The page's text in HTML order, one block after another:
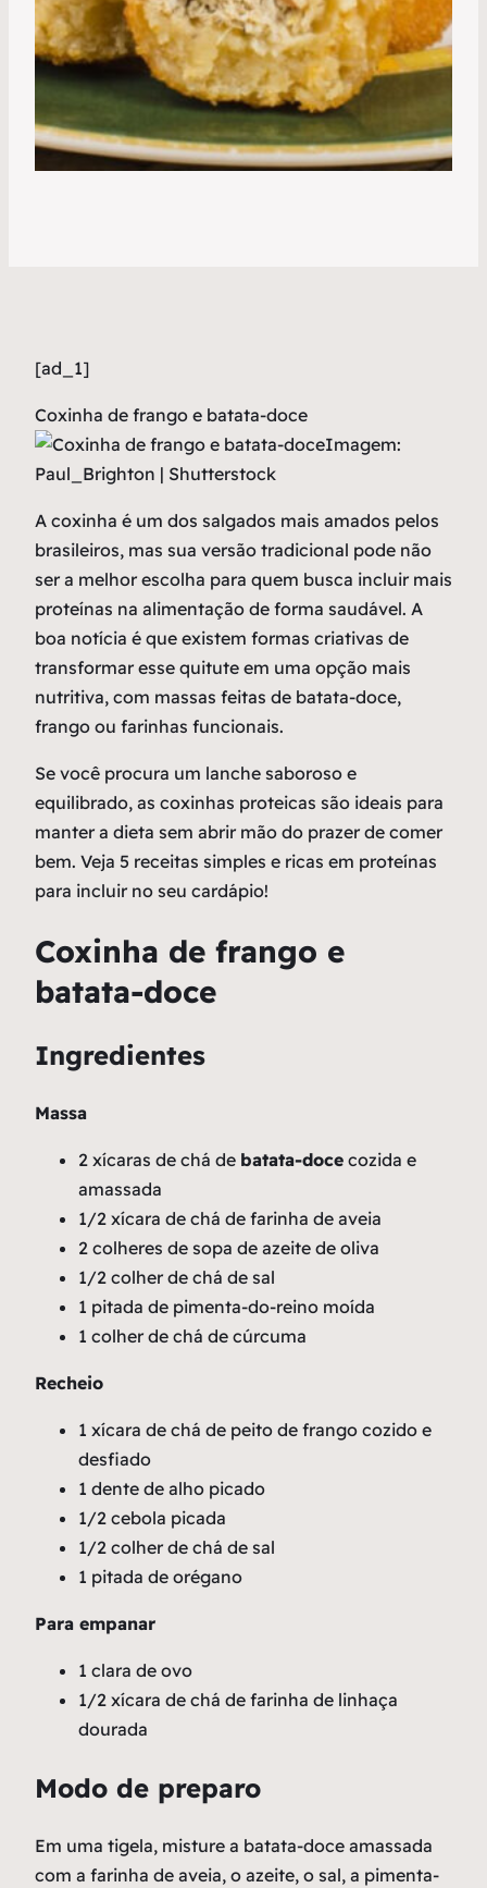
[ad_1]
Coxinha de frango e batata-doce
Imagem:
Paul_Brighton | Shutterstock
A coxinha é um dos salgados mais amados pelos
brasileiros, mas sua versão tradicional pode não
ser a melhor escolha para quem busca incluir mais
proteínas na alimentação de forma saudável. A
boa notícia é que existem formas criativas de
transformar esse quitute em uma opção mais
nutritiva, com massas feitas de batata-doce,
frango ou farinhas funcionais.
Se você procura um lanche saboroso e
equilibrado, as coxinhas proteicas são ideais para
manter a dieta sem abrir mão do prazer de comer
bem. Veja 5 receitas simples e ricas em proteínas
para incluir no seu cardápio!
Coxinha de frango e
batata-doce
Ingredientes
Massa
2 xícaras de chá de batata-doce cozida e
amassada
1/2 xícara de chá de farinha de aveia
2 colheres de sopa de azeite de oliva
1/2 colher de chá de sal
1 pitada de pimenta-do-reino moída
1 colher de chá de cúrcuma
Recheio
1 xícara de chá de peito de frango cozido e
desfiado
1 dente de alho picado
1/2 cebola picada
1/2 colher de chá de sal
1 pitada de orégano
Para empanar
1 clara de ovo
1/2 xícara de chá de farinha de linhaça
dourada
Modo de preparo
Em uma tigela, misture a batata-doce amassada
com a farinha de aveia, o azeite, o sal, a pimenta-